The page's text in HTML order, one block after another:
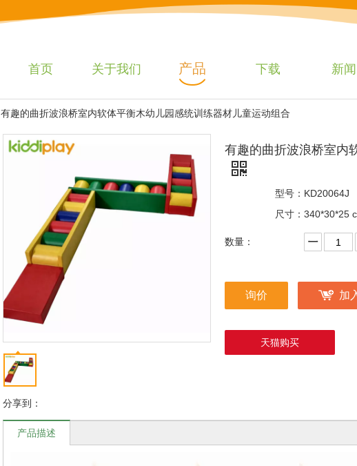
首页 关于我们 产品 下载 新闻
有趣的曲折波浪桥室内软体平衡木幼儿园感统训练器材儿童运动组合
分享到：
有趣的曲折波浪桥室内
型号： KD20064J
尺寸： 340*30*25
数量：
询价 加
天猫购买
产品描述